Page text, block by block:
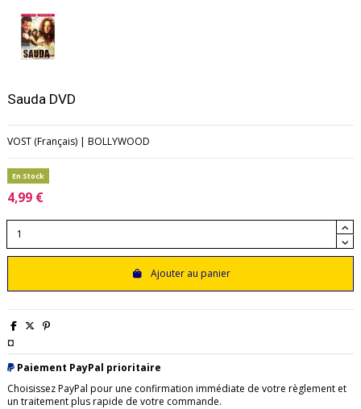
Sauda DVD
VOST (Français) | BOLLYWOOD
En Stock
4,99 €
Ajouter au panier
¤
Paiement PayPal prioritaire
Choisissez PayPal pour une confirmation immédiate de votre règlement et
un traitement plus rapide de votre commande.